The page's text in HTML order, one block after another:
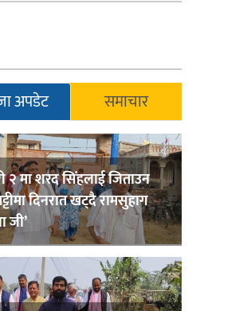
अपडेट समाचार
२ मा शरद सिंहलाई जिताउन
दिनरात खट्दै रामसुहाग
जी’